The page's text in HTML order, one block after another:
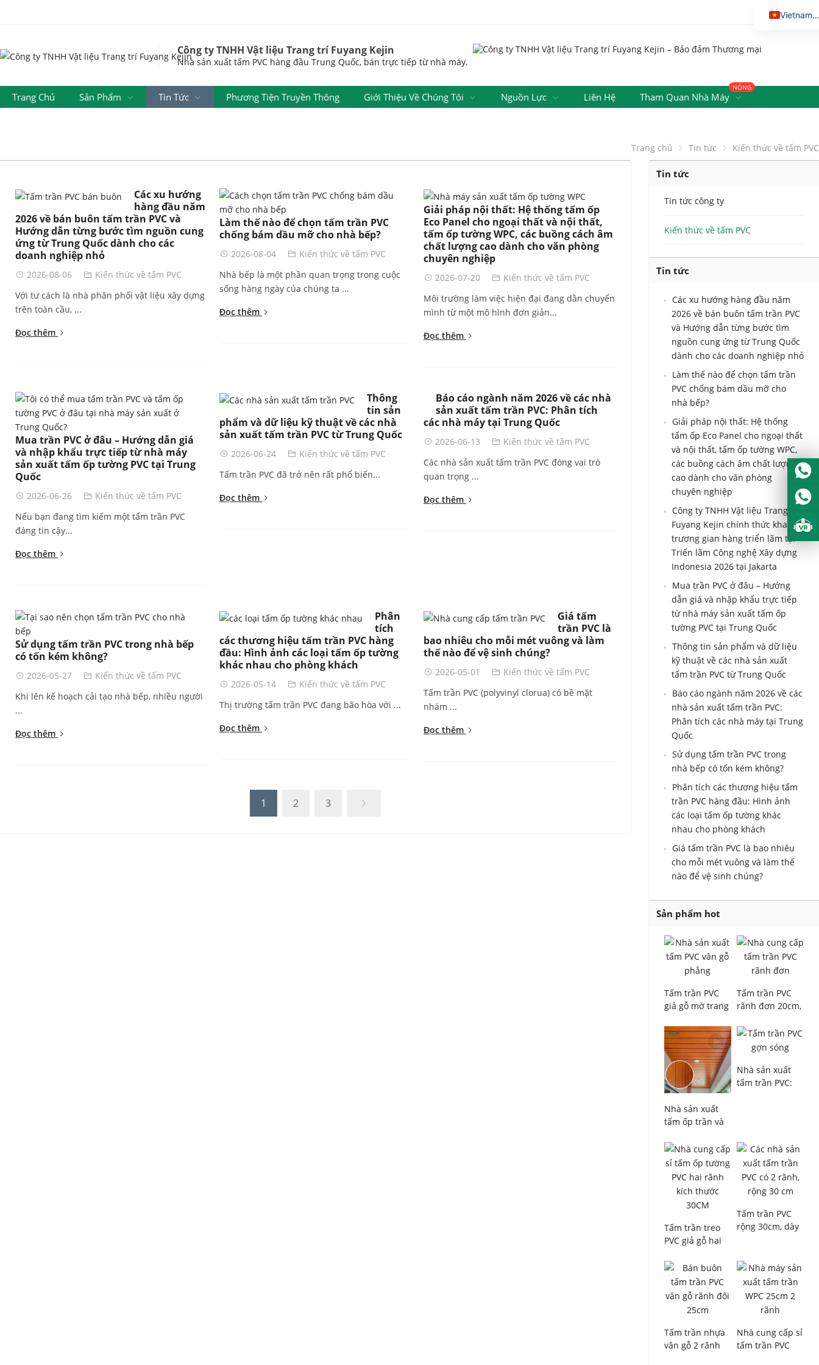
Công ty TNHH Vật liệu Trang trí Fuyang Kejin
Nhà sản xuất tấm PVC hàng đầu Trung Quốc, bán trực tiếp từ nhà máy.
Trang Chủ Sản Phẩm Tin Tức Phương Tiện Truyền Thông Giới Thiệu Về Chúng Tôi Nguồn Lực Liên Hệ Tham Quan Nhà Máy
NÓNG
Trang chủ Tin tức Kiến thức về tấm PVC
Các xu hướng
hàng đầu năm
2026 về bán buôn tấm trần PVC và
Hướng dẫn từng bước tìm nguồn cung
ứng từ Trung Quốc dành cho các
doanh nghiệp nhỏ
2026-08-06
Kiến thức về tấm PVC
Với tư cách là nhà phân phối vật liệu xây dựng
trên toàn cầu, ...
Đọc thêm
Làm thế nào để chọn tấm trần PVC
chống bám dầu mỡ cho nhà bếp?
2026-08-04
Kiến thức về tấm PVC
Nhà bếp là một phần quan trọng trong cuộc
sống hàng ngày của chúng ta ...
Đọc thêm
Giải pháp nội thất: Hệ thống tấm ốp
Eco Panel cho ngoại thất và nội thất,
tấm ốp tường WPC, các buồng cách âm
chất lượng cao dành cho văn phòng
chuyên nghiệp
2026-07-20
Kiến thức về tấm PVC
Môi trường làm việc hiện đại đang dần chuyển
mình từ một mô hình đơn giản...
Đọc thêm
Mua trần PVC ở đâu – Hướng dẫn giá
và nhập khẩu trực tiếp từ nhà máy
sản xuất tấm ốp tường PVC tại Trung
Quốc
2026-06-26
Kiến thức về tấm PVC
Nếu bạn đang tìm kiếm một tấm trần PVC
đáng tin cậy...
Đọc thêm
Thông
tin sản
phẩm và dữ liệu kỹ thuật về các nhà
sản xuất tấm trần PVC từ Trung Quốc
2026-06-24
Kiến thức về tấm PVC
Tấm trần PVC đã trở nên rất phổ biến...
Đọc thêm
Báo cáo ngành năm 2026 về các nhà
sản xuất tấm trần PVC: Phân tích
các nhà máy tại Trung Quốc
2026-06-13
Kiến thức về tấm PVC
Các nhà sản xuất tấm trần PVC đóng vai trò
quan trọng ...
Đọc thêm
Sử dụng tấm trần PVC trong nhà bếp
có tốn kém không?
2026-05-27
Kiến thức về tấm PVC
Khi lên kế hoạch cải tạo nhà bếp, nhiều người
...
Đọc thêm
Phân
tích
các thương hiệu tấm trần PVC hàng
đầu: Hình ảnh các loại tấm ốp tường
khác nhau cho phòng khách
2026-05-14
Kiến thức về tấm PVC
Thị trường tấm trần PVC đang bão hòa với ...
Đọc thêm
Giá tấm
trần PVC là
bao nhiêu cho mỗi mét vuông và làm
thế nào để vệ sinh chúng?
2026-05-01
Kiến thức về tấm PVC
Tấm trần PVC (polyvinyl clorua) có bề mặt
nhám ...
Đọc thêm
1 2 3
Tin tức
Tin tức công ty
Kiến thức về tấm PVC
Tin tức
Các xu hướng hàng đầu năm
2026 về bán buôn tấm trần PVC
và Hướng dẫn từng bước tìm
nguồn cung ứng từ Trung Quốc
dành cho các doanh nghiệp nhỏ
Làm thế nào để chọn tấm trần
PVC chống bám dầu mỡ cho
nhà bếp?
Giải pháp nội thất: Hệ thống
tấm ốp Eco Panel cho ngoại thất
và nội thất, tấm ốp tường WPC,
các buồng cách âm chất lượng
cao dành cho văn phòng
chuyên nghiệp
Công ty TNHH Vật liệu Trang trí
Fuyang Kejin chính thức khai
trương gian hàng triển lãm tại
Triển lãm Công nghệ Xây dựng
Indonesia 2026 tại Jakarta
Mua trần PVC ở đâu – Hướng
dẫn giá và nhập khẩu trực tiếp
từ nhà máy sản xuất tấm ốp
tường PVC tại Trung Quốc
Thông tin sản phẩm và dữ liệu
kỹ thuật về các nhà sản xuất
tấm trần PVC từ Trung Quốc
Báo cáo ngành năm 2026 về các
nhà sản xuất tấm trần PVC:
Phân tích các nhà máy tại Trung
Quốc
Sử dụng tấm trần PVC trong
nhà bếp có tốn kém không?
Phân tích các thương hiệu tấm
trần PVC hàng đầu: Hình ảnh
các loại tấm ốp tường khác
nhau cho phòng khách
Giá tấm trần PVC là bao nhiêu
cho mỗi mét vuông và làm thế
nào để vệ sinh chúng?
Sản phẩm hot
Tấm trần PVC
giả gỗ mờ trang
dày 8mm dành
cho vật liệu xây
dựng B2B
Tấm trần PVC
rãnh đơn 20cm,
văn vân gỗ mờ,
dùng cho nội
và nhà bếp, sản
xuất bởi nhà
Nhà sản xuất
tấm ốp trần và
khe, bán trực
tiếp, giá tốt
nhất, lý tưởng
cho phòng
khách, ban công
và nội thất cửa
hàng.
Nhà sản xuất
tấm trần PVC:
nội thất trong
nhà, chống
thấm nước và
Tấm trần treo
PVC giả gỗ hai
30cm – Nhà sản
xuất cung cấp
trực tiếp từ
Trung Quốc
Tấm trần PVC
rộng 30cm, dày
hoàn thiện vân
gỗ và vân đá
cẩm thạch, nhà
sản xuất OEM
dành cho các
nhà nhập khẩu
và nhà bán
Tấm trần nhựa
vân gỗ 2 rãnh
Nhà cung cấp sỉ
tấm trần PVC
Vietnamese
Portuguese
Turkish
Italian
German
French